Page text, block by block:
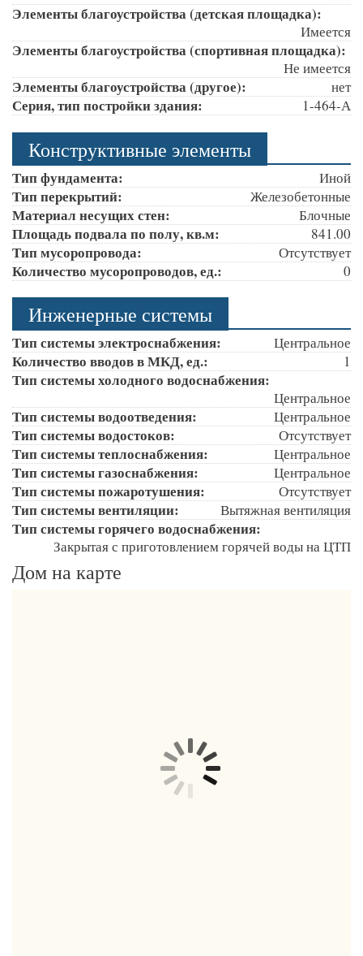
Элементы благоустройства (детская площадка):
Имеется
Элементы благоустройства (спортивная площадка):
Не имеется
Элементы благоустройства (другое): нет
Серия, тип постройки здания: 1-464-А
Конструктивные элементы
Тип фундамента: Иной
Тип перекрытий: Железобетонные
Материал несущих стен: Блочные
Площадь подвала по полу, кв.м: 841.00
Тип мусоропровода: Отсутствует
Количество мусоропроводов, ед.: 0
Инженерные системы
Тип системы электроснабжения: Центральное
Количество вводов в МКД, ед.: 1
Тип системы холодного водоснабжения:
Центральное
Тип системы водоотведения: Центральное
Тип системы водостоков: Отсутствует
Тип системы теплоснабжения: Центральное
Тип системы газоснабжения: Центральное
Тип системы пожаротушения: Отсутствует
Тип системы вентиляции: Вытяжная вентиляция
Тип системы горячего водоснабжения:
Закрытая с приготовлением горячей воды на ЦТП
Дом на карте